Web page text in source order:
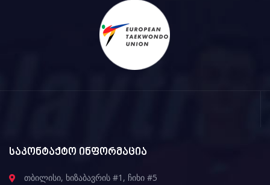
საკონტაქტო ინფორმაცია
თბილისი, ხიზაბავრის #1, ჩიხი #5